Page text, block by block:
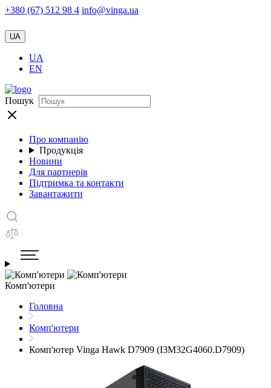
+380 (67) 512 98 4 info@vinga.ua
UA
UA
EN
Пошук
Про компанію
Продукція
Новини
Для партнерів
Підтримка та контакти
Завантажити
Комп'ютери
Головна
Комп'ютери
Комп'ютер Vinga Hawk D7909 (I3M32G4060.D7909)